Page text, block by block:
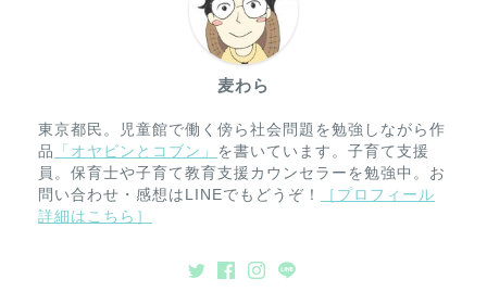
麦わら
東京都民。児童館で働く傍ら社会問題を勉強しながら作
品
「オヤビンとコブン」 を書いています。子育て支援
員。保育士や子育て教育支援カウンセラーを勉強中。お
問い合わせ・感想はLINEでもどうぞ！
［プロフィール
詳細はこちら］